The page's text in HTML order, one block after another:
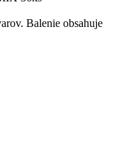
Balenie obsahuje